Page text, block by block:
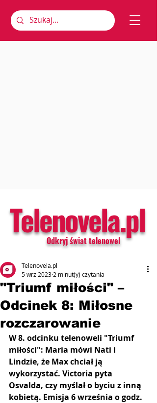
Telenovela.pl
Odkryj świat telenowel
"Triumf miłości" –
Odcinek 8: Miłosne
rozczarowanie
Telenovela.pl
5 wrz 2023 2 minut(y) czytania
W 8. odcinku telenoweli "Triumf
miłości": Maria mówi Nati i
Lindzie, że Max chciał ją
wykorzystać. Victoria pyta
Osvalda, czy myślał o byciu z inną
kobietą. Emisja 6 września o godz.